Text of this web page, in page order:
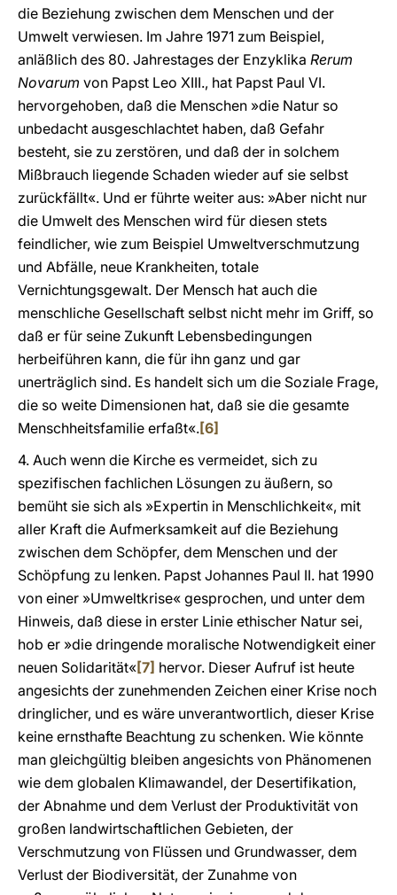
die Beziehung zwischen dem Menschen und der
Umwelt verwiesen. Im Jahre 1971 zum Beispiel,
anläßlich des 80. Jahrestages der Enzyklika Rerum
Novarum von Papst Leo XIII., hat Papst Paul VI.
hervorgehoben, daß die Menschen »die Natur so
unbedacht ausgeschlachtet haben, daß Gefahr
besteht, sie zu zerstören, und daß der in solchem
Mißbrauch liegende Schaden wieder auf sie selbst
zurückfällt«. Und er führte weiter aus: »Aber nicht nur
die Umwelt des Menschen wird für diesen stets
feindlicher, wie zum Beispiel Umweltverschmutzung
und Abfälle, neue Krankheiten, totale
Vernichtungsgewalt. Der Mensch hat auch die
menschliche Gesellschaft selbst nicht mehr im Griff, so
daß er für seine Zukunft Lebensbedingungen
herbeiführen kann, die für ihn ganz und gar
unerträglich sind. Es handelt sich um die Soziale Frage,
die so weite Dimensionen hat, daß sie die gesamte
Menschheitsfamilie erfaßt«.[6]
4. Auch wenn die Kirche es vermeidet, sich zu
spezifischen fachlichen Lösungen zu äußern, so
bemüht sie sich als »Expertin in Menschlichkeit«, mit
aller Kraft die Aufmerksamkeit auf die Beziehung
zwischen dem Schöpfer, dem Menschen und der
Schöpfung zu lenken. Papst Johannes Paul II. hat 1990
von einer »Umweltkrise« gesprochen, und unter dem
Hinweis, daß diese in erster Linie ethischer Natur sei,
hob er »die dringende moralische Notwendigkeit einer
neuen Solidarität«[7] hervor. Dieser Aufruf ist heute
angesichts der zunehmenden Zeichen einer Krise noch
dringlicher, und es wäre unverantwortlich, dieser Krise
keine ernsthafte Beachtung zu schenken. Wie könnte
man gleichgültig bleiben angesichts von Phänomenen
wie dem globalen Klimawandel, der Desertifikation,
der Abnahme und dem Verlust der Produktivität von
großen landwirtschaftlichen Gebieten, der
Verschmutzung von Flüssen und Grundwasser, dem
Verlust der Biodiversität, der Zunahme von